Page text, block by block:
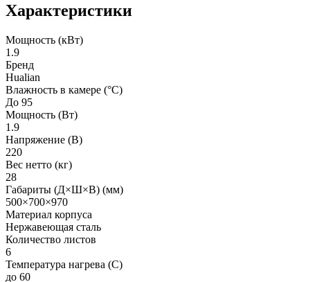
Характеристики
Мощность (кВт)
1.9
Бренд
Hualian
Влажность в камере (°C)
До 95
Мощность (Вт)
1.9
Напряжение (В)
220
Вес нетто (кг)
28
Габариты (Д×Ш×В) (мм)
500×700×970
Материал корпуса
Нержавеющая сталь
Количество листов
6
Температура нагрева (С)
до 60